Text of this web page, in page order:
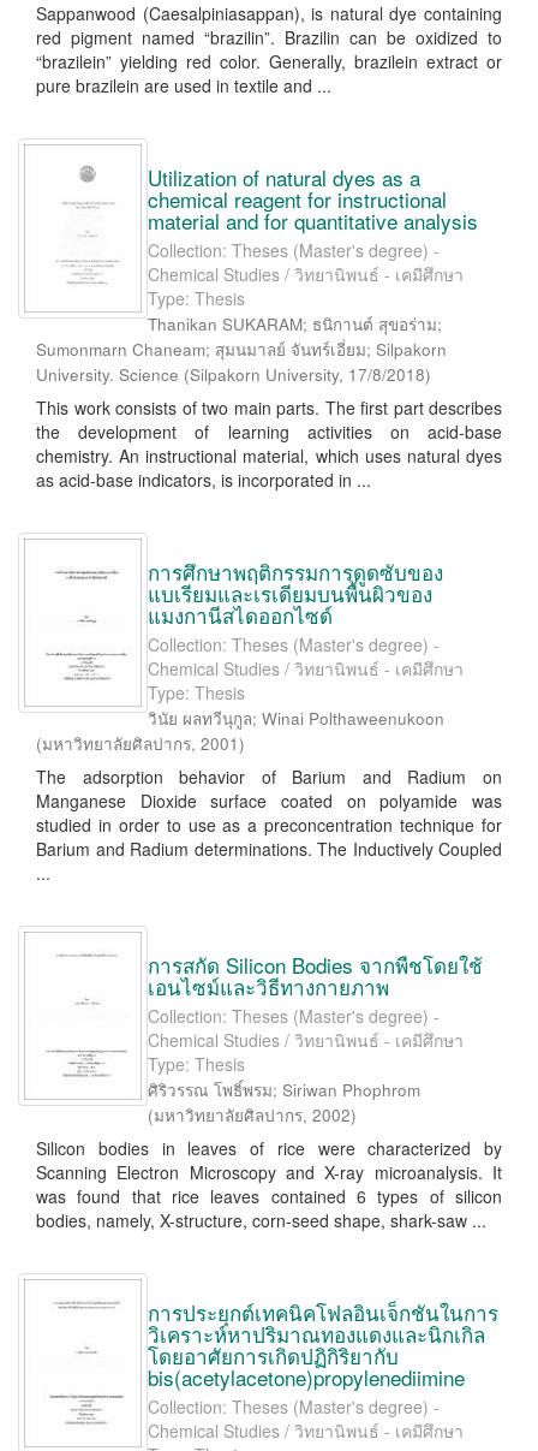
Sappanwood (Caesalpiniasappan), is natural dye containing
red pigment named “brazilin”. Brazilin can be oxidized to
“brazilein” yielding red color. Generally, brazilein extract or
pure brazilein are used in textile and ...
Utilization of natural dyes as a
chemical reagent for instructional
material and for quantitative analysis
Collection: Theses (Master's degree) -
Chemical Studies / วิทยานิพนธ์ - เคมีศึกษา
Type: Thesis
Thanikan SUKARAM; ธนิกานต์ สุขอร่าม;
Sumonmarn Chaneam; สุมนมาลย์ จันทร์เอี่ยม; Silpakorn
University. Science (Silpakorn University, 17/8/2018)
This work consists of two main parts. The first part describes
the development of learning activities on acid-base
chemistry. An instructional material, which uses natural dyes
as acid-base indicators, is incorporated in ...
การศึกษาพฤติกรรมการดูดซับของ
แบเรียมและเรเดียมบนพื้นผิวของ
แมงกานีสไดออกไซด์
Collection: Theses (Master's degree) -
Chemical Studies / วิทยานิพนธ์ - เคมีศึกษา
Type: Thesis
วินัย ผลทวีนุกูล; Winai Polthaweenukoon
(มหาวิทยาลัยศิลปากร, 2001)
The adsorption behavior of Barium and Radium on
Manganese Dioxide surface coated on polyamide was
studied in order to use as a preconcentration technique for
Barium and Radium determinations. The Inductively Coupled
...
การสกัด Silicon Bodies จากพืชโดยใช้
เอนไซม์และวิธีทางกายภาพ
Collection: Theses (Master's degree) -
Chemical Studies / วิทยานิพนธ์ - เคมีศึกษา
Type: Thesis
ศิริวรรณ โพธิ์พรม; Siriwan Phophrom
(มหาวิทยาลัยศิลปากร, 2002)
Silicon bodies in leaves of rice were characterized by
Scanning Electron Microscopy and X-ray microanalysis. It
was found that rice leaves contained 6 types of silicon
bodies, namely, X-structure, corn-seed shape, shark-saw ...
การประยุกต์เทคนิคโฟลอินเจ็กชันในการ
วิเคราะห์หาปริมาณทองแดงและนิกเกิล
โดยอาศัยการเกิดปฏิกิริยากับ
bis(acetylacetone)propylenediimine
Collection: Theses (Master's degree) -
Chemical Studies / วิทยานิพนธ์ - เคมีศึกษา